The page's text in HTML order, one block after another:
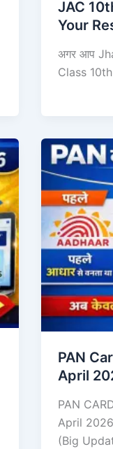
JAC
Your
अगर आप
Class
PAN
April
PAN
April
(Big